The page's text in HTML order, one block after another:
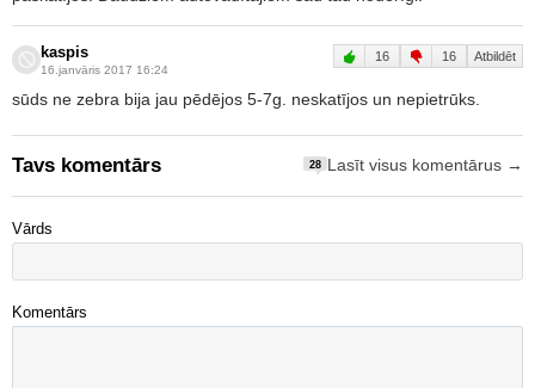
kaspis
16.janvāris 2017 16:24
16 16 Atbildēt
sūds ne zebra bija jau pēdējos 5-7g. neskatījos un nepietrūks.
Tavs komentārs 28 Lasīt visus komentārus →
Vārds
Komentārs